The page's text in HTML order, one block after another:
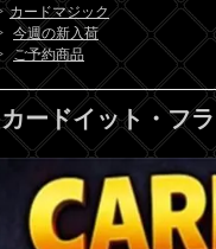
カードマジック
今週の新入荷
ご予約商品
カードイット・フ